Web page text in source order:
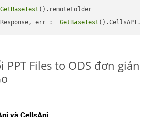
GetBaseTest ().remoteFolder
err := GetBaseTest ().CellsAPI.
PPT Files to ODS đơn giản